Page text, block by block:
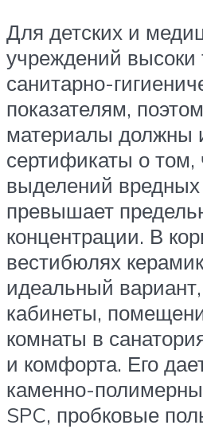
Для детских и
учреждений высоки
санитарно-
показателям,
материалы должны
сертификаты о том,
выделений
превышает
концентрации. В
вестибюлях
идеальный
кабинеты,
комнаты в
и комфорта. Его
каменно-
SPC, пробковые